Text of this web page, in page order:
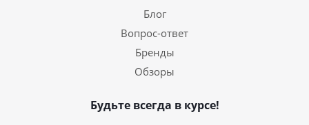
Блог
Вопрос-ответ
Бренды
Обзоры
Будьте всегда в курсе!